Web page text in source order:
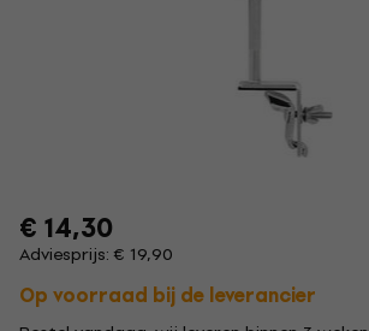
€ 14,30
Adviesprijs: € 19,90
Op voorraad bij de leverancier